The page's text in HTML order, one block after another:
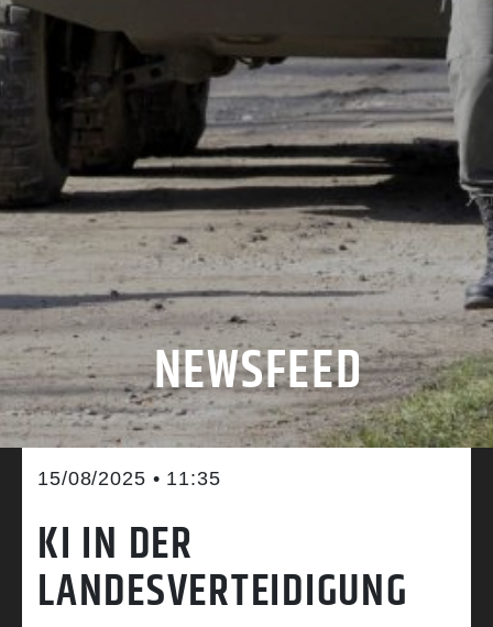
NEWSFEED
15/08/2025 • 11:35
KI IN DER
LANDESVERTEIDIGUNG